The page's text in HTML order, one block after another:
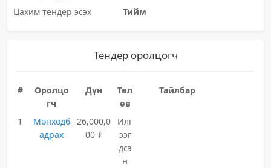
Цахим тендер эсэх
Тийм
Тендер оролцогч
#
Оролцо
гч
Дүн
Төл
өв
Тайлбар
1
Мөнхөдб
адрах
26,000,0
00 ₮
Илг
ээг
дсэ
н